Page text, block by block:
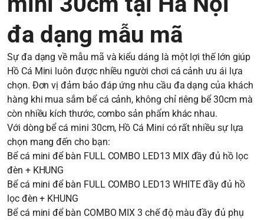
đa dạng mẫu mã
Sự đa dạng về mẫu mã và kiểu dáng là một lợi thế lớn giúp
Hồ Cá Mini luôn được nhiều người chơi cá cảnh ưu ái lựa
chọn. Đơn vị đảm bảo đáp ứng nhu cầu đa dạng của khách
hàng khi mua sắm bể cá cảnh, không chỉ riêng bể 30cm mà
còn nhiều kích thước, combo sản phẩm khác nhau.
Với dòng bể cá mini 30cm, Hồ Cá Mini có rất nhiều sự lựa
chọn mang đến cho bạn:
Bể cá mini để bàn FULL COMBO LED13 MIX đầy đủ hồ lọc
đèn + KHUNG
Bể cá mini để bàn FULL COMBO LED13 WHITE đầy đủ hồ
lọc đèn + KHUNG
Bể cá mini để bàn COMBO MIX 3 chế độ màu đầy đủ phụ